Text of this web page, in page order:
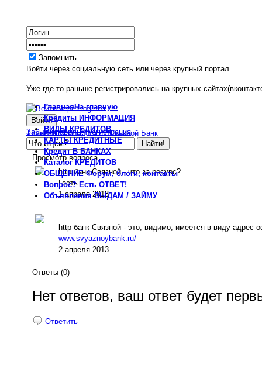
Запомнить
Войти через социальную сеть или через крупный портал
Уже где-то раньше регистрировались на крупных
Забыли пароль? Регистрация
ГлавнаяНа главную
Кредиты ИНФОРМАЦИЯ
ВИДЫКРЕДИТОВ
КАРТЫКРЕДИТНЫЕ
КредитВ БАНКАХ
КаталогКРЕДИТОВ
ОБЩЕНИЕФорум, блоги, контакты
Вопрос? Есть ОТВЕТ!
ОбъявленияВЫДАМ / ЗАЙМУ
Главная Вопрос? Связной Банк
Просмотр вопроса
http банк Связной - что за ресурс?
Гость
1 апреля 2013
http банк Связной - это, видимо, имеется в виду адрес
www.svyaznoybank.ru/
2 апреля 2013
Ответы (0)
Нет ответов, ваш ответ будет
Ответить